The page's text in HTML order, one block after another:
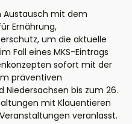
Austausch mit dem
Ernährung,
um die aktuelle
Fall eines MKS-Eintrags
sofort mit der
präventiven
bis zum 26.
mit Klauentieren
veranlasst.